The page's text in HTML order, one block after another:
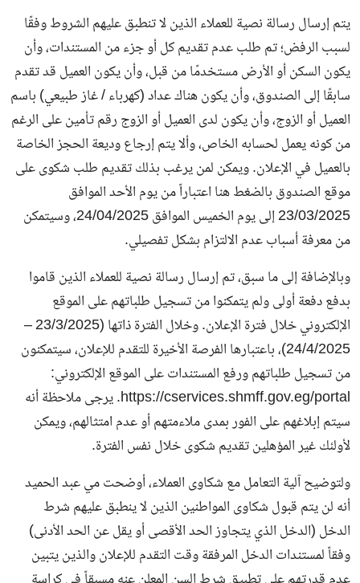
يتم إرسال رسالة نصية للعملاء الذين لا تنطبق عليهم الشروط وفقًا
لسبب الرفض؛ تم طلب عدم تقديم كل أو جزء من المستندات، وأن
يكون السكن أو الأرض مستخدمًا من قبل، وأن يكون العميل قد تقدم
سابقًا إلى الصندوق، وأن يكون هناك عداد (كهرباء / غاز طبيعي) باسم
العميل أو الزوج، وأن يكون لدى العميل أو الزوج رقم تأمين على الرغم
من كونه يعمل لحسابه الخاص، وألا يتم إرجاع وديعة الحجز الخاصة
بالعميل في الإعلان. ويمكن لمن يرغب بذلك تقديم طلب شكوى على
موقع الصندوق بالضغط هنا اعتباراً من يوم الأحد الموافق
23/03/2025 إلى يوم الخميس الموافق 24/04/2025، وسيتمكن
من معرفة أسباب عدم الالتزام بشكل تفصيلي.
وبالإضافة إلى ما سبق، تم إرسال رسالة نصية للعملاء الذين قاموا
بدفع دفعة أولى ولم يتمكنوا من تسجيل طلباتهم على الموقع
الإلكتروني خلال فترة الإعلان. وخلال الفترة ذاتها (23/3/2025 –
24/4/2025)، باعتبارها الفرصة الأخيرة للتقدم للإعلان، سيتمكنون
من تسجيل طلباتهم ورفع المستندات على الموقع الإلكتروني:
https://cservices.shmff.gov.eg/portal. يرجى ملاحظة أنه
سيتم إبلاغهم على الفور بمدى ملاءمتهم أو عدم امتثالهم، ويمكن
لأولئك غير المؤهلين تقديم شكوى خلال نفس الفترة.
ولتوضيح آلية التعامل مع شكاوى العملاء، أوضحت مي عبد الحميد
أنه لن يتم قبول شكاوى المواطنين الذين لا ينطبق عليهم شرط
الدخل (الدخل الذي يتجاوز الحد الأقصى أو يقل عن الحد الأدنى)
وفقاً لمستندات الدخل المرفقة وقت التقدم للإعلان والذين يتبين